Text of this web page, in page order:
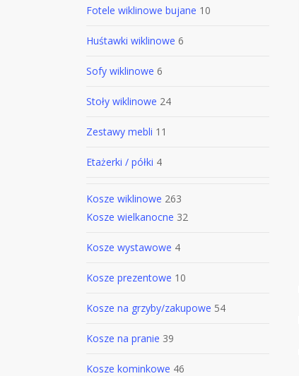
Fotele wiklinowe bujane 10
Huśtawki wiklinowe 6
Sofy wiklinowe 6
Stoły wiklinowe 24
Zestawy mebli 11
Etażerki / półki 4
Kosze wiklinowe 263
Kosze wielkanocne 32
Kosze wystawowe 4
Kosze prezentowe 10
Kosze na grzyby/zakupowe 54
Kosze na pranie 39
Kosze kominkowe 46